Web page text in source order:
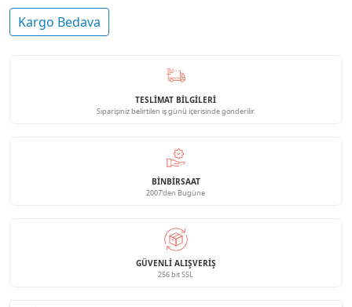
Kargo Bedava
TESLİMAT BİLGİLERİ
Siparişiniz belirtilen iş günü içerisinde gönderilir.
BINBIRSAAT
2007'den Bugüne
GÜVENLI ALIŞVERIŞ
256 bit SSL